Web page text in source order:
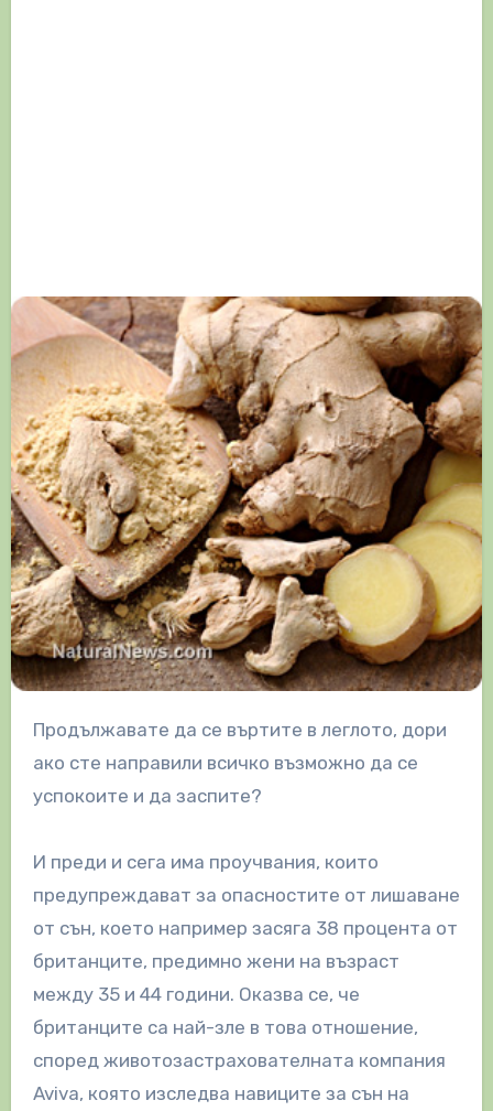
Продължавате да се въртите в леглото, дори
ако сте направили всичко възможно да се
успокоите и да заспите?
И преди и сега има проучвания, които
предупреждават за опасностите от лишаване
от сън, което например засяга 38 процента от
британците, предимно жени на възраст
между 35 и 44 години. Оказва се, че
британците са най-зле в това отношение,
според животозастрахователната компания
Aviva, която изследва навиците за сън на